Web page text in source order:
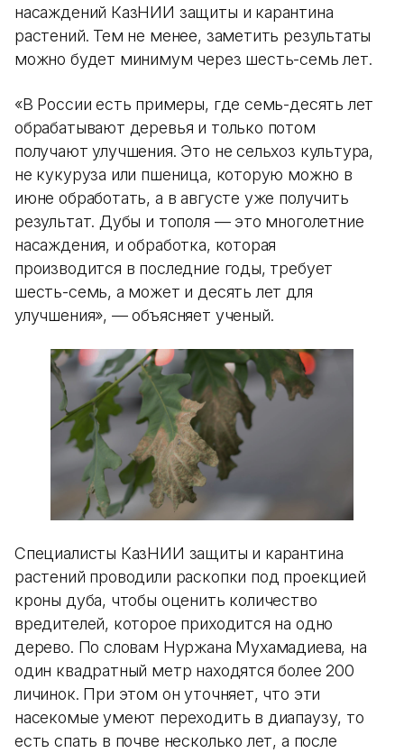
насаждений КазНИИ защиты и карантина
растений. Тем не менее, заметить результаты
можно будет минимум через шесть-семь лет.
«В России есть примеры, где семь-десять лет
обрабатывают деревья и только потом
получают улучшения. Это не сельхоз культура,
не кукуруза или пшеница, которую можно в
июне обработать, а в августе уже получить
результат. Дубы и тополя — это многолетние
насаждения, и обработка, которая
производится в последние годы, требует
шесть-семь, а может и десять лет для
улучшения», — объясняет ученый.
Специалисты КазНИИ защиты и карантина
растений проводили раскопки под проекцией
кроны дуба, чтобы оценить количество
вредителей, которое приходится на одно
дерево. По словам Нуржана Мухамадиева, на
один квадратный метр находятся более 200
личинок. При этом он уточняет, что эти
насекомые умеют переходить в диапаузу, то
есть спать в почве несколько лет, а после